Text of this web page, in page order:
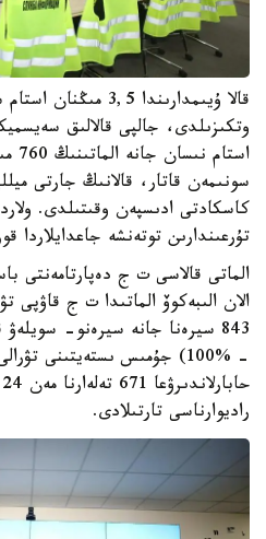
قالا ۇيىمدارىندا 3,5
سونىمەن قاتار، قالانىڭ جارتى
كاسكادتى ادىسپەن وقىتىلدى.
تۇرعىندارىن توتەنشە جاعدايلاردا
الماتى قالاسى ت ج دەپارتامەنتى
الان الىبەكوۆ الماتىدا ت ج قاۋپى
843 سيرەنا جانە سيرەنو-
- %100) جۇمىس ىستەيتىنى
راديوارناسى تارتىلادى.